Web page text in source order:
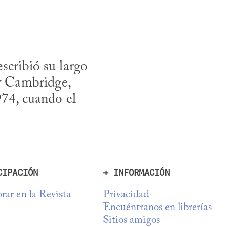
su largo
Cambridge,
cuando el
en la Revista
+ INFORMACIÓN
Privacidad
Encuéntranos en librerías
Sitios amigos